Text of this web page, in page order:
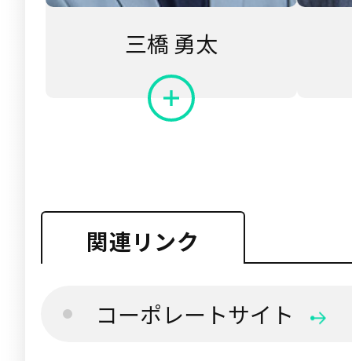
三橋 勇太
関連リンク
コーポレートサイト